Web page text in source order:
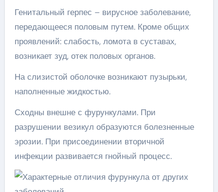
Генитальный герпес – вирусное заболевание,
передающееся половым путем. Кроме общих
проявлений: слабость, ломота в суставах,
возникает зуд, отек половых органов.
На слизистой оболочке возникают пузырьки,
наполненные жидкостью.
Сходны внешне с фурункулами. При
разрушении везикул образуются болезненные
эрозии. При присоединении вторичной
инфекции развивается гнойный процесс.